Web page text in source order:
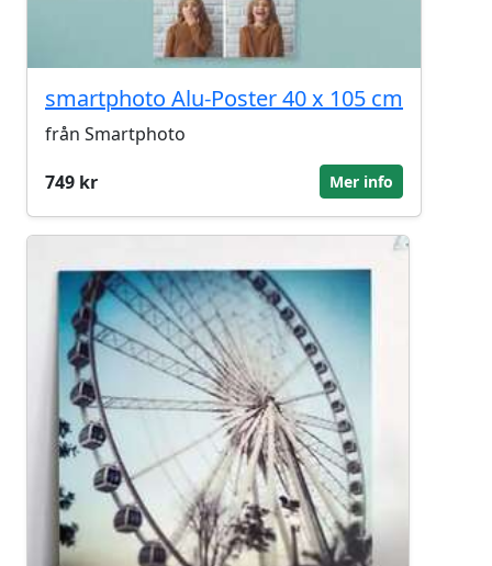
smartphoto Alu-Poster 40 x 105 cm
från Smartphoto
749 kr
Mer info